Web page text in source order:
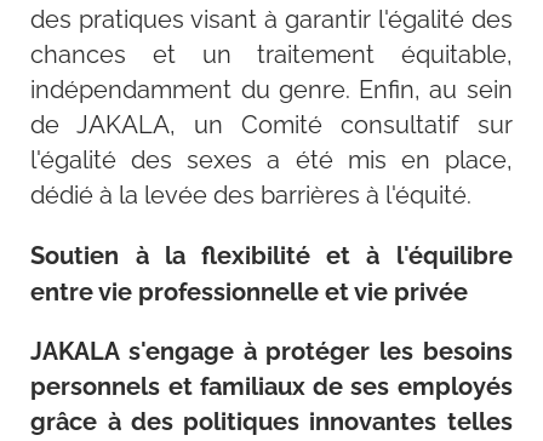
des pratiques visant à garantir l'égalité des
chances et un traitement équitable,
indépendamment du genre. Enfin, au sein
de JAKALA, un Comité consultatif sur
l'égalité des sexes a été mis en place,
dédié à la levée des barrières à l'équité.
Soutien à la flexibilité et à l'équilibre
entre vie professionnelle et vie privée
JAKALA s'engage à protéger les besoins
personnels et familiaux de ses employés
grâce à des politiques innovantes telles